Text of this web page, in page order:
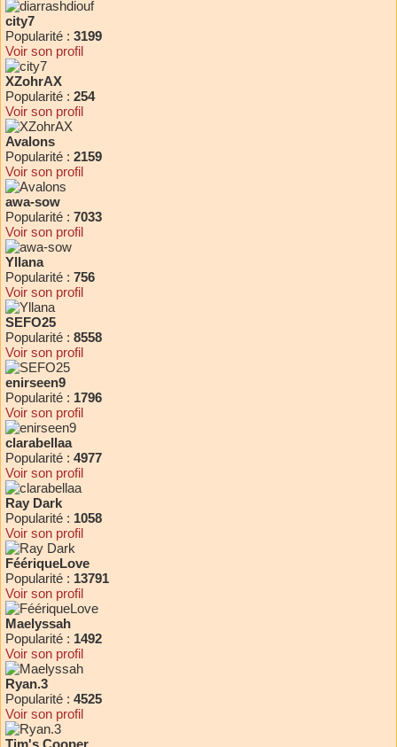
city7
Popularité : 3199
Voir son profil
XZohrAX
Popularité : 254
Voir son profil
Avalons
Popularité : 2159
Voir son profil
awa-sow
Popularité : 7033
Voir son profil
Yllana
Popularité : 756
Voir son profil
SEFO25
Popularité : 8558
Voir son profil
enirseen9
Popularité : 1796
Voir son profil
clarabellaa
Popularité : 4977
Voir son profil
Ray Dark
Popularité : 1058
Voir son profil
FéériqueLove
Popularité : 13791
Voir son profil
Maelyssah
Popularité : 1492
Voir son profil
Ryan.3
Popularité : 4525
Voir son profil
Tim's Cooper